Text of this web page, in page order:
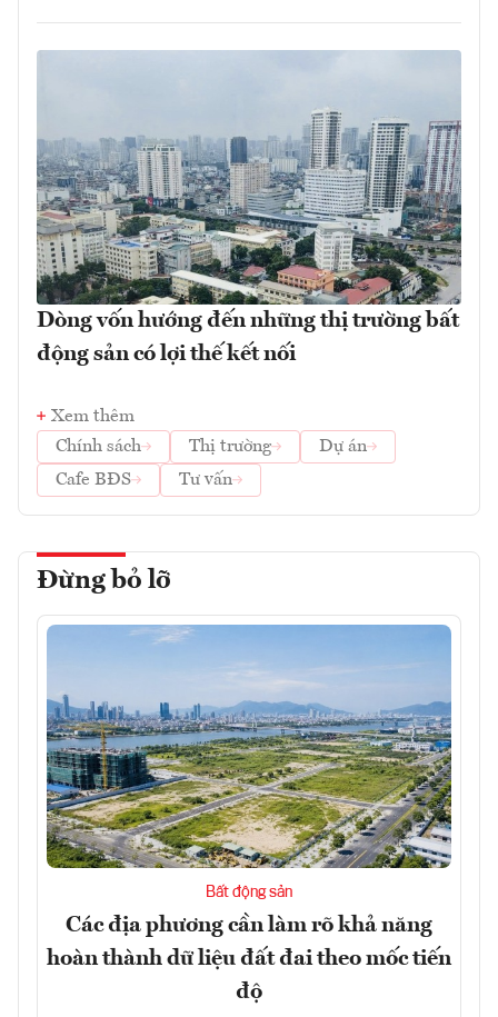
Dòng vốn hướng đến những thị trường bất
động sản có lợi thế kết nối
Xem thêm
Chính sách
Thị trường
Dự án
Cafe BĐS
Tư vấn
Đừng bỏ lỡ
Bất động sản
Các địa phương cần làm rõ khả năng
hoàn thành dữ liệu đất đai theo mốc tiến
độ